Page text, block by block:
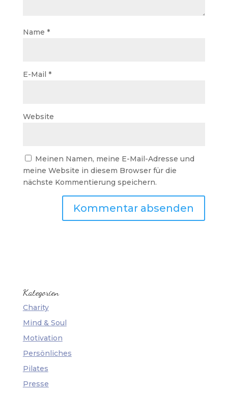
Name *
E-Mail *
Website
Meinen Namen, meine E-Mail-Adresse und
meine Website in diesem Browser für die
nächste Kommentierung speichern.
Kategorien
Charity
Mind & Soul
Motivation
Persönliches
Pilates
Presse